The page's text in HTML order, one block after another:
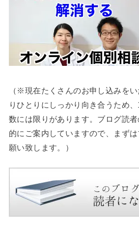
（※現在たくさんのお申し込みを
りひとりにしっかり向き合うため
数には限りがあります。ブログ読
的にご案内していますので、まず
願い致します。）